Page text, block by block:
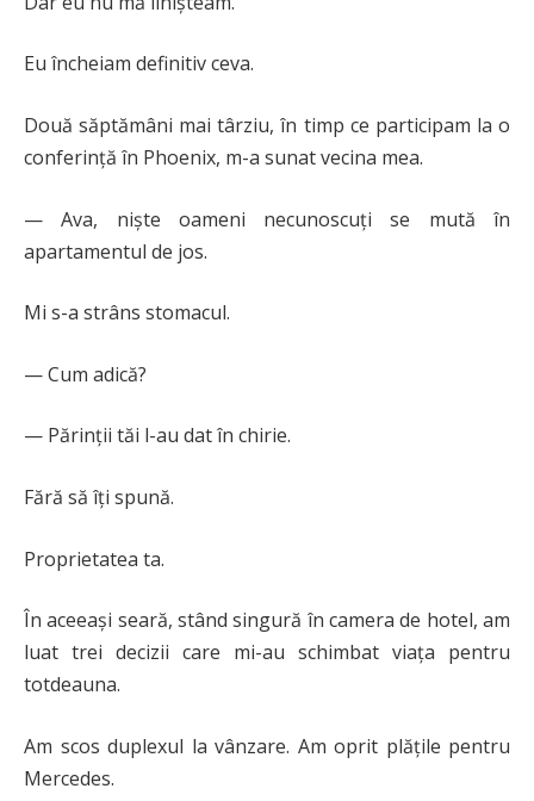
Eu încheiam definitiv ceva.
Două săptămâni mai târziu, în timp ce participam la o
conferință în Phoenix, m-a sunat vecina mea.
— Ava, niște oameni necunoscuți se mută în
apartamentul de jos.
Mi s-a strâns stomacul.
— Cum adică?
— Părinții tăi l-au dat în chirie.
Fără să îți spună.
Proprietatea ta.
În aceeași seară, stând singură în camera de hotel, am
luat trei decizii care mi-au schimbat viața pentru
totdeauna.
Am scos duplexul la vânzare. Am oprit plățile pentru
Mercedes.